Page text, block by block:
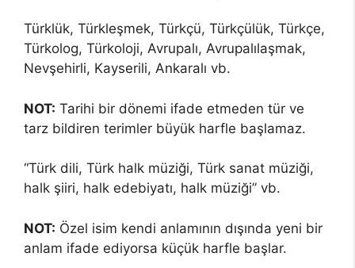
Türklük, Türkleşmek, Türkçü, Türkçülük, Türkçe,
Türkolog, Türkoloji, Avrupalı, Avrupalılaşmak,
Nevşehirli, Kayserili, Ankaralı vb.
NOT: Tarihi bir dönemi ifade etmeden tür ve
tarz bildiren terimler büyük harfle başlamaz.
“Türk dili, Türk halk müziği, Türk sanat müziği,
halk şiiri, halk edebiyatı, halk müziği” vb.
NOT: Özel isim kendi anlamının dışında yeni bir
anlam ifade ediyorsa küçük harfle başlar.